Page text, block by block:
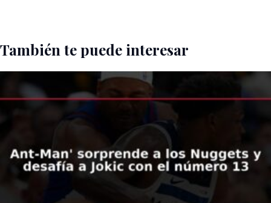
También te puede interesar